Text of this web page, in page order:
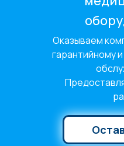
Оказываем
гарантийному